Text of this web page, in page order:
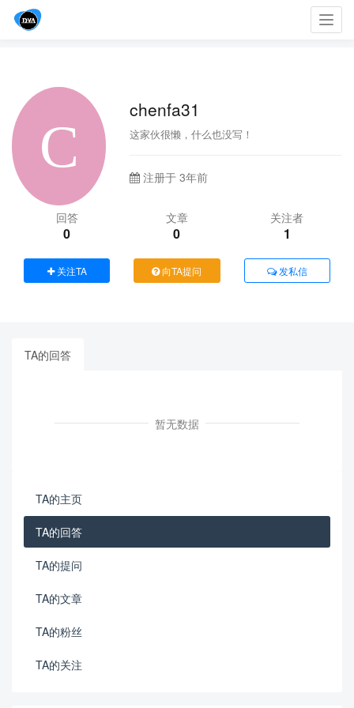
chenfa31
这家伙很懒，什么也没写！
注册于 3年前
回答
0
文章
0
关注者
1
关注TA 向TA提问 发私信
TA的回答
暂无数据
TA的主页
TA的回答
TA的提问
TA的文章
TA的粉丝
TA的关注